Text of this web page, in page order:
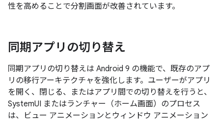
性を高めることで分割画面が改善されています。
同期アプリの切り替え
同期アプリの切り替えは Android 9 の機能で、既存のアプ
リの移行アーキテクチャを強化します。ユーザーがアプリ
を開く、閉じる、またはアプリ間での切り替えを行うと、
SystemUI またはランチャー（ホーム画面）のプロセス
は、ビュー アニメーションとウィンドウ アニメーション